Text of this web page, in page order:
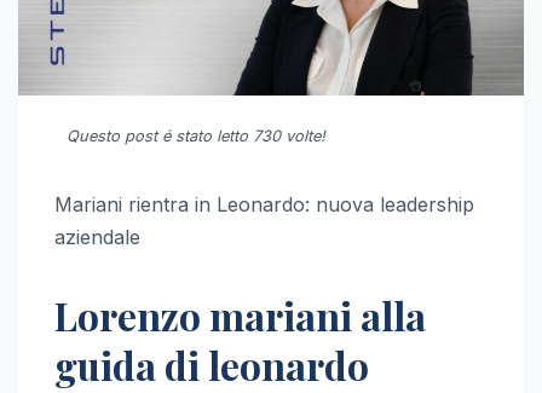
Questo post é stato letto 730 volte!
Mariani rientra in Leonardo: nuova leadership
aziendale
Lorenzo mariani alla
guida di leonardo